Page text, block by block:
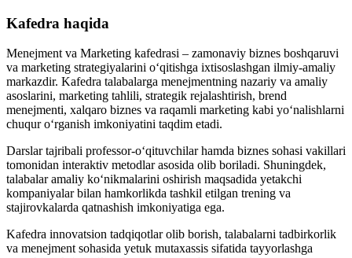
Kafedra haqida
Menejment va Marketing kafedrasi – zamonaviy biznes boshqaruvi
va marketing strategiyalarini o‘qitishga ixtisoslashgan ilmiy-amaliy
markazdir. Kafedra talabalarga menejmentning nazariy va amaliy
asoslarini, marketing tahlili, strategik rejalashtirish, brend
menejmenti, xalqaro biznes va raqamli marketing kabi yo‘nalishlarni
chuqur o‘rganish imkoniyatini taqdim etadi.
Darslar tajribali professor-o‘qituvchilar hamda biznes sohasi vakillari
tomonidan interaktiv metodlar asosida olib boriladi. Shuningdek,
talabalar amaliy ko‘nikmalarini oshirish maqsadida yetakchi
kompaniyalar bilan hamkorlikda tashkil etilgan trening va
stajirovkalarda qatnashish imkoniyatiga ega.
Kafedra innovatsion tadqiqotlar olib borish, talabalarni tadbirkorlik
va menejment sohasida yetuk mutaxassis sifatida tayyorlashga